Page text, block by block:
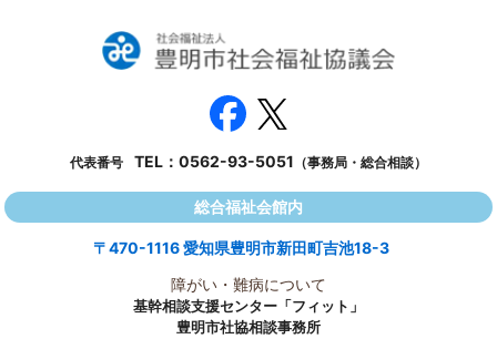
代表番号 TEL： 0562-93-5051 （事務局・総合相談）
総合福祉会館内
〒470-1116 愛知県豊明市新田町吉池18-3
障がい・難病について
基幹相談支援センター「フィット」
豊明市社協相談事務所